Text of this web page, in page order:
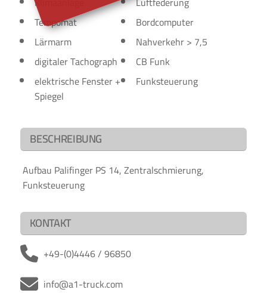
Tempomat
Bordcomputer
Lärmarm
Nahverkehr > 7,5
digitaler Tachograph
CB Funk
elektrische Fenster +
Spiegel
Funksteuerung
BESCHREIBUNG
Aufbau Palifinger PS 14, Zentralschmierung,
Funksteuerung
KONTAKT
+49-(0)4446 / 96850
info@a1-truck.com